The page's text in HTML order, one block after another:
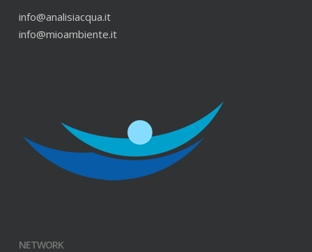
info@analisiacqua.it
info@mioambiente.it
NETWORK